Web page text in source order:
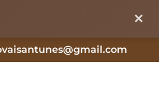
✕